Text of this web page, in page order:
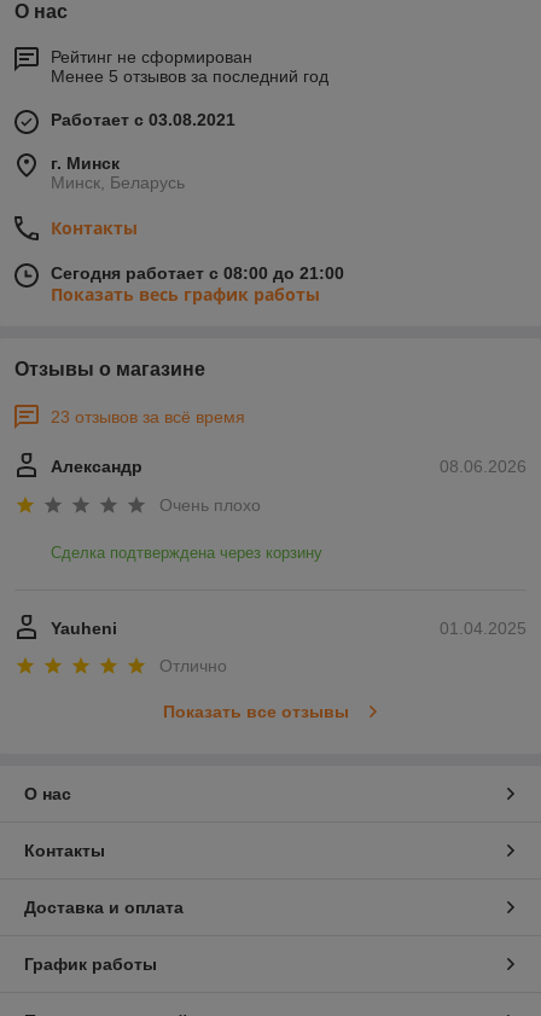
О нас
Рейтинг не сформирован
Менее 5 отзывов за последний год
Работает с 03.08.2021
г. Минск
Минск, Беларусь
Контакты
Сегодня работает с 08:00 до 21:00
Показать весь график работы
Отзывы о магазине
23 отзывов за всё время
08.06.2026
Александр
Очень плохо
Сделка подтверждена через корзину
01.04.2025
Yauheni
Отлично
Показать все отзывы
О нас
Контакты
Доставка и оплата
График работы